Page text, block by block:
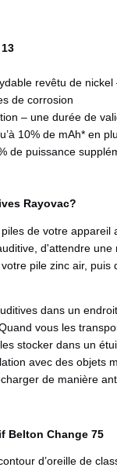
revêtu de
de corrosion
– une durée de
10% de mAh* en
de puissance
Rayovac?
de votre appareil
d'attendre
pile zinc air,
dans un
vous les
stocker dans un
avec des objets
de manière
Belton Change 75
d’oreille de